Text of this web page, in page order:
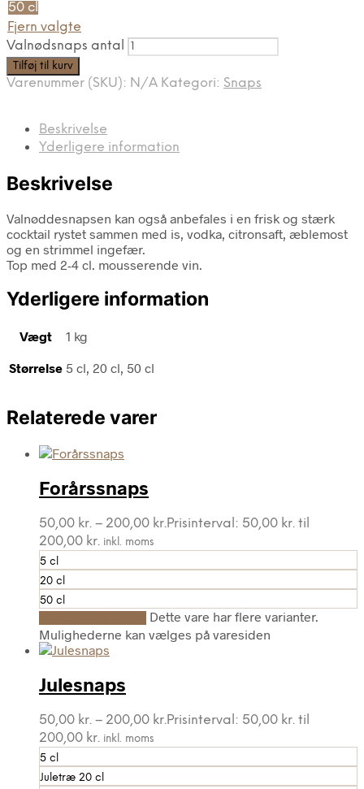
50 cl
Fjern valgte
Valnødsnaps antal
Tilføj til kurv
Varenummer (SKU): N/A Kategori: Snaps
Beskrivelse
Yderligere information
Beskrivelse
Valnøddesnapsen kan også anbefales i en frisk og stærk
cocktail rystet sammen med is, vodka, citronsaft, æblemost
og en strimmel ingefær.
Top med 2-4 cl. mousserende vin.
Yderligere information
Vægt 1 kg
Størrelse 5 cl, 20 cl, 50 cl
Relaterede varer
Forårssnaps
50,00 kr. – 200,00 kr.Prisinterval: 50,00 kr. til
200,00 kr. inkl. moms
5 cl
20 cl
50 cl
Dette vare har flere varianter.
Mulighederne kan vælges på varesiden
Julesnaps
50,00 kr. – 200,00 kr.Prisinterval: 50,00 kr. til
200,00 kr. inkl. moms
5 cl
Juletræ 20 cl